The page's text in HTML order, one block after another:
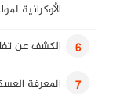
الأوكرانية
6 الكشف عن
7 المعرفة